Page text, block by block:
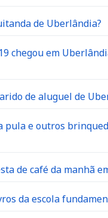
de Uberlândia?
chegou em
de aluguel de
pula e outros
de café da manhã
da escola